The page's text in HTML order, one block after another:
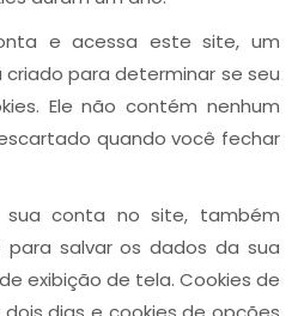
e acessa este site, um
para determinar se seu
Ele não contém nenhum
quando você fechar
sua conta no site, também
para salvar os dados da sua
exibição de tela. Cookies de